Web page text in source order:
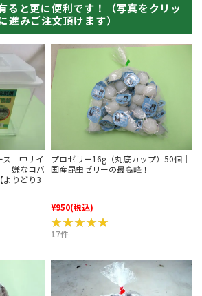
ると更に便利です！（写真をクリッ
進みご注文頂けます）
ス 中サイ
｜嫌なコバ
よりどり3
プロゼリー16g（丸底カップ）50個｜
国産昆虫ゼリーの最高峰！
¥950(税込)
★★★★★
★★★★★
17件